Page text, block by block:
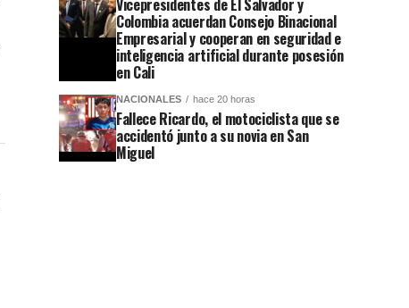
Vicepresidentes de El Salvador y
Colombia acuerdan Consejo Binacional
Empresarial y cooperan en seguridad e
inteligencia artificial durante posesión
en Cali
NACIONALES hace 20 horas
Fallece Ricardo, el motociclista que se
accidentó junto a su novia en San
Miguel